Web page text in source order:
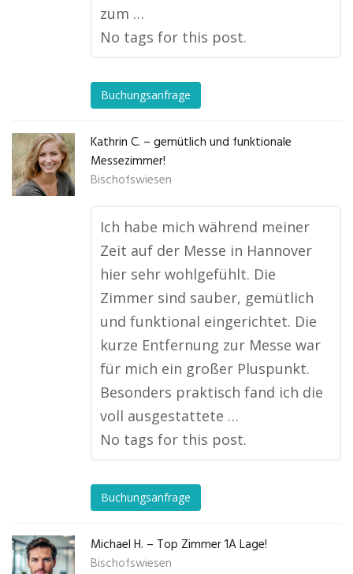
zum …
No tags for this post.
Buchungsanfrage
Kathrin C. – gemütlich und funktionale
Messezimmer!
Bischofswiesen
Ich habe mich während meiner
Zeit auf der Messe in Hannover
hier sehr wohlgefühlt. Die
Zimmer sind sauber, gemütlich
und funktional eingerichtet. Die
kurze Entfernung zur Messe war
für mich ein großer Pluspunkt.
Besonders praktisch fand ich die
voll ausgestattete …
No tags for this post.
Buchungsanfrage
Michael H. – Top Zimmer 1A Lage!
Bischofswiesen